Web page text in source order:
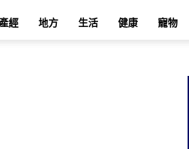
產經 地方 生活 健康 寵物